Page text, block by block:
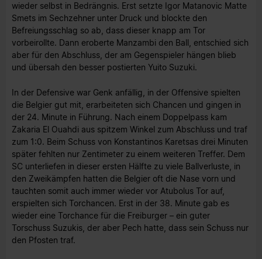
wieder selbst in Bedrängnis. Erst setzte Igor Matanovic Matte
Smets im Sechzehner unter Druck und blockte den
Befreiungsschlag so ab, dass dieser knapp am Tor
vorbeirollte. Dann eroberte Manzambi den Ball, entschied sich
aber für den Abschluss, der am Gegenspieler hängen blieb
und übersah den besser postierten Yuito Suzuki.
In der Defensive war Genk anfällig, in der Offensive spielten
die Belgier gut mit, erarbeiteten sich Chancen und gingen in
der 24. Minute in Führung. Nach einem Doppelpass kam
Zakaria El Ouahdi aus spitzem Winkel zum Abschluss und traf
zum 1:0. Beim Schuss von Konstantinos Karetsas drei Minuten
später fehlten nur Zentimeter zu einem weiteren Treffer. Dem
SC unterliefen in dieser ersten Hälfte zu viele Ballverluste, in
den Zweikämpfen hatten die Belgier oft die Nase vorn und
tauchten somit auch immer wieder vor Atubolus Tor auf,
erspielten sich Torchancen. Erst in der 38. Minute gab es
wieder eine Torchance für die Freiburger – ein guter
Torschuss Suzukis, der aber Pech hatte, dass sein Schuss nur
den Pfosten traf.